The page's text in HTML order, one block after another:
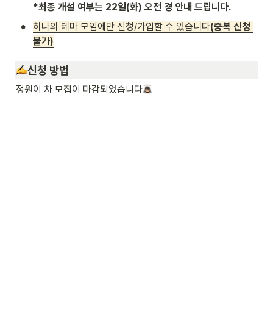
*최종 개설 여부는 22일(화) 오전 경 안내 드립니다.
• 하나의 테마 모임에만 신청/가입할 수 있습니다(중복 신청
불가)
신청 방법
정원이 차 모집이 마감되었습니다